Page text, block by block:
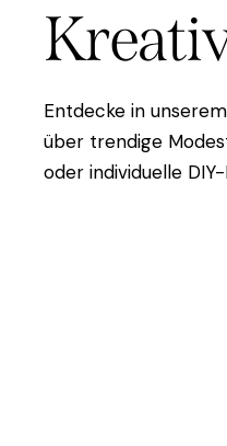
Entdecke in
über trendige
oder individuelle